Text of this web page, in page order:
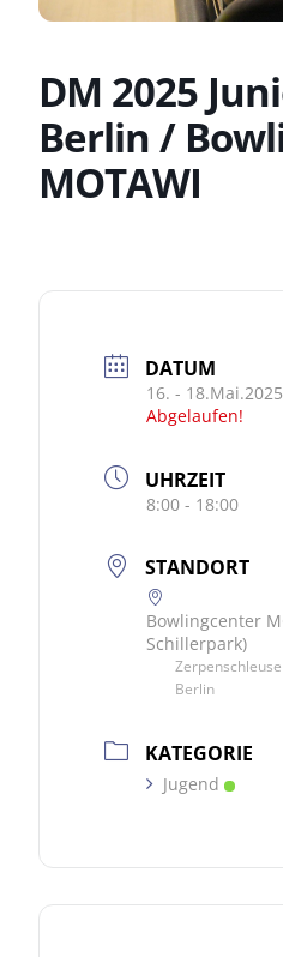
DM 2025
Berlin /
MOTAWI
DATUM
16. - 18.Mai.2025
Abgelaufen!
UHRZEIT
8:00 - 18:00
STANDORT
Bowlingcenter
Schillerpark)
Berlin
KATEGORIE
Jugend